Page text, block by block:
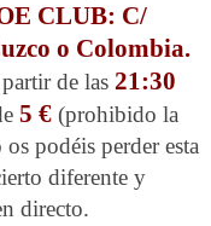
CLUB: C/
o Colombia.
de las 21:30
5 € (prohibido la
os podéis perder esta
diferente y
directo.